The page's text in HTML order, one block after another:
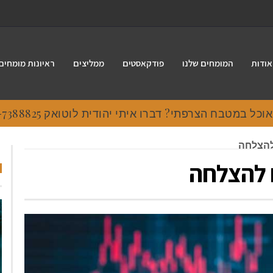
אודות המומחים שלנו פודקאסטים ממליצים ראיונות
במטבח הצרפתי? דברו איתי יהודית לוטואק 054-7388825.
להצלחה